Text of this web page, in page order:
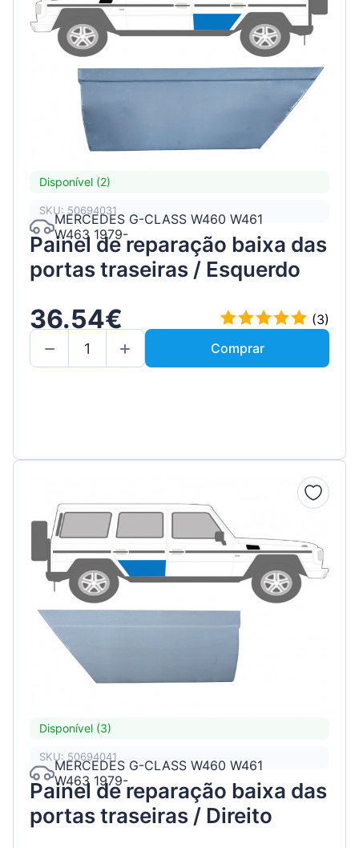
Disponível (2)
SKU: 50694031
MERCEDES G-CLASS W460 W461
W463 1979-
Painel de reparação baixa das
portas traseiras / Esquerdo
36.54€
(3)
Comprar
Disponível (3)
SKU: 50694041
MERCEDES G-CLASS W460 W461
W463 1979-
Painel de reparação baixa das
portas traseiras / Direito